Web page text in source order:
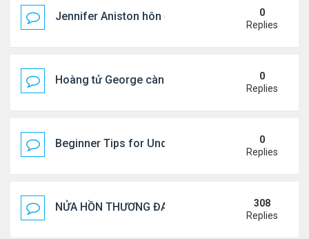
Jennifer Aniston hôn đắm đuối bạn trai trên du
0
Replies
Hoàng tử George càng lớn càng điển trai0
Replies
Beginner Tips for Understanding Diablo 4 Items
0
Replies
NỬA HỒN THƯƠNG ĐAU..
308
Replies